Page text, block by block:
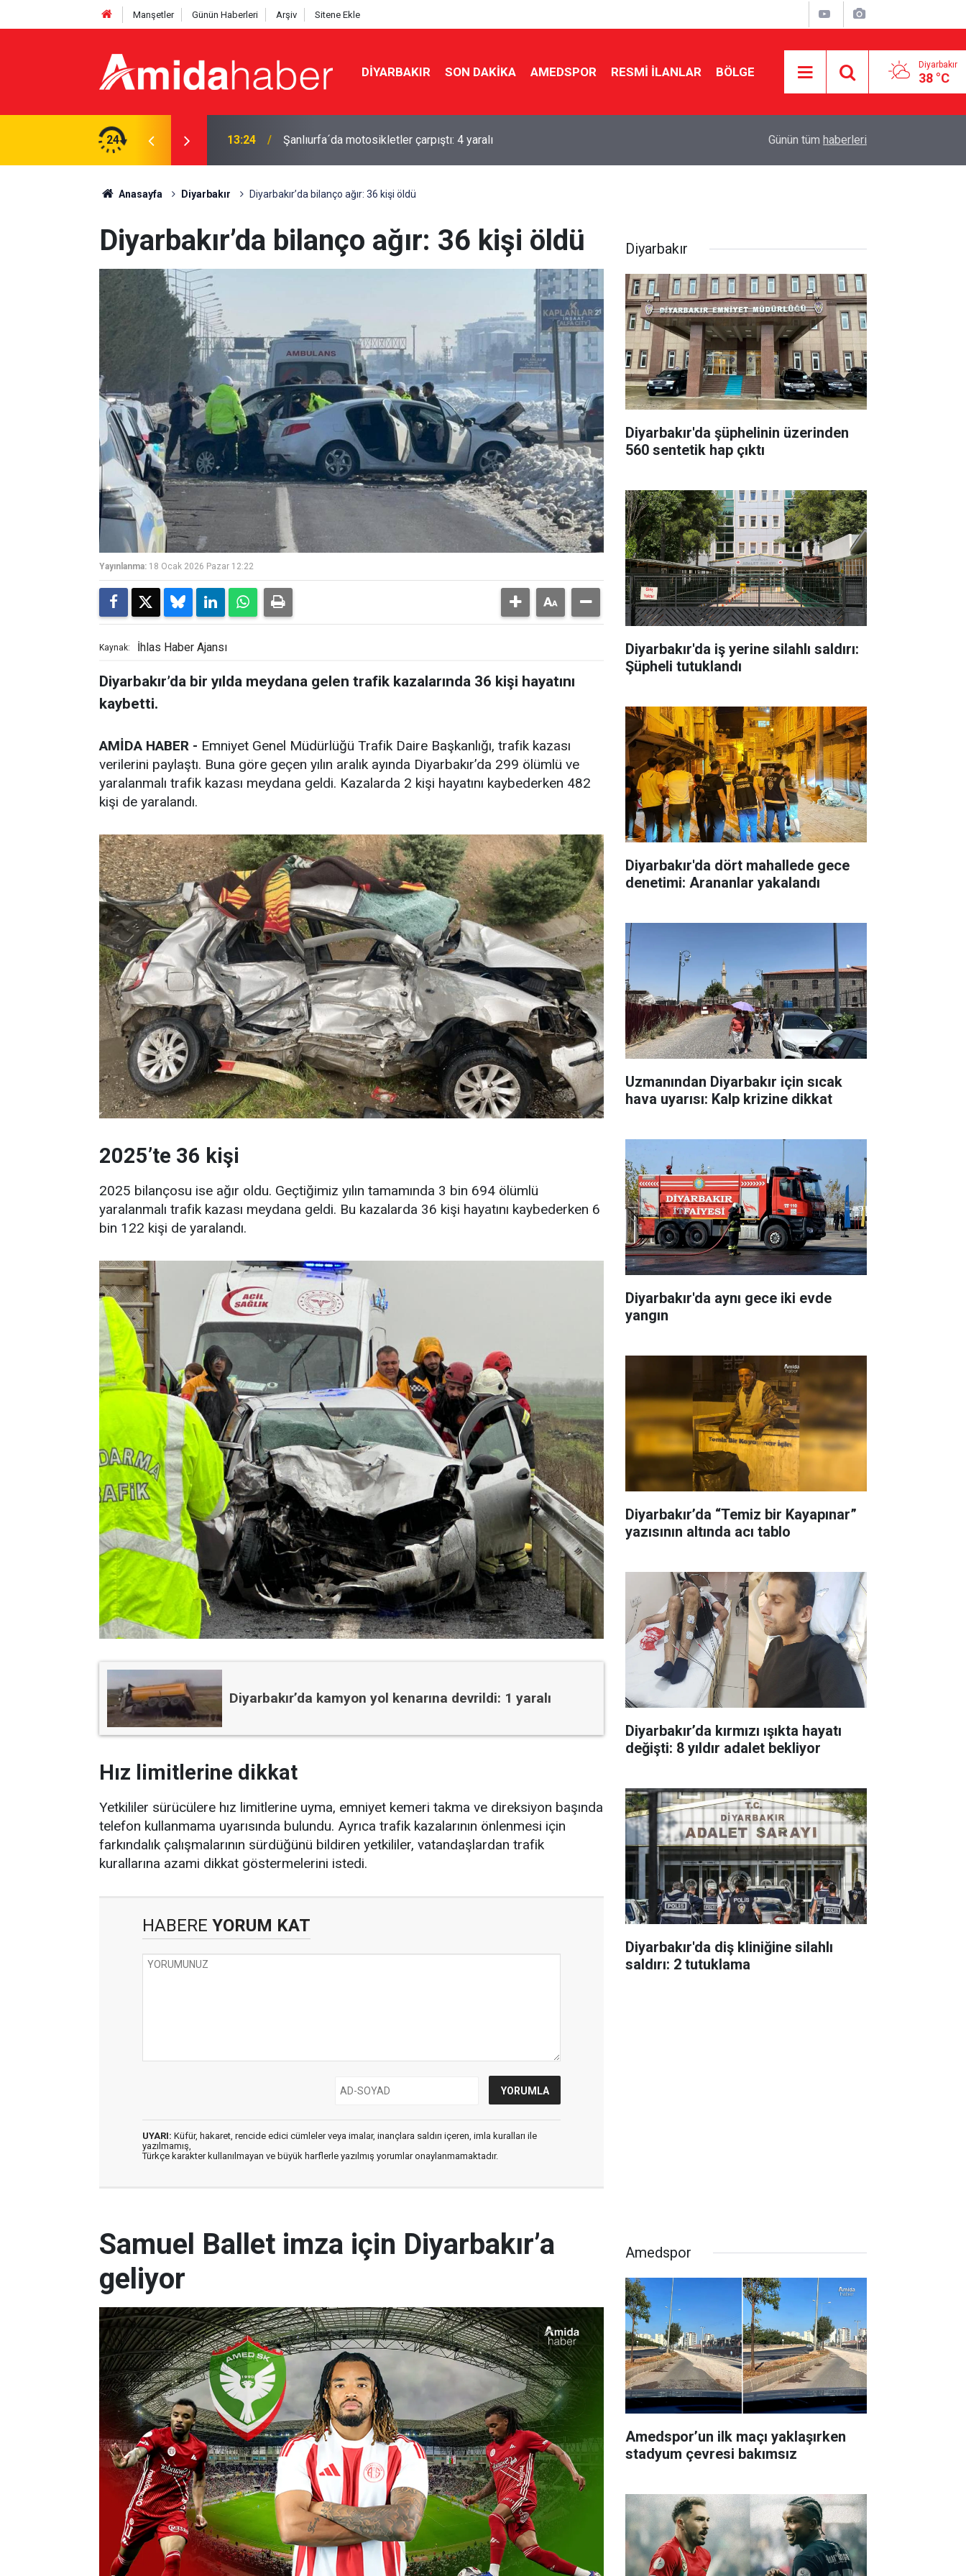
Manşetler Günün Haberleri Arşiv Sitene Ekle
DIYARBAKIR SON DAKIKA AMEDSPOR RESMI İLANLAR BÖLGE Diyarbakır
38 °C
24 12:43 Diyarbakır'dan pikniğe gelmişlerdi: Fırat Nehri’nde can verdiler Amedspor’un ilk maçı yaklaşırken stadyum
Günün tüm haberleri
Anasayfa Diyarbakır Diyarbakır’da bilanço ağır: 36 kişi öldü
Diyarbakır’da bilanço ağır: 36 kişi öldü
Yayınlanma: 18 Ocak 2026 Pazar 12:22
Kaynak: İhlas Haber Ajansı
Diyarbakır’da bir yılda meydana gelen trafik kazalarında 36 kişi hayatını
kaybetti.
AMİDA HABER - Emniyet Genel Müdürlüğü Trafik Daire Başkanlığı, trafik kazası
verilerini paylaştı. Buna göre geçen yılın aralık ayında Diyarbakır’da 299 ölümlü ve
yaralanmalı trafik kazası meydana geldi. Kazalarda 2 kişi hayatını kaybederken 482
kişi de yaralandı.
2025’te 36 kişi
2025 bilançosu ise ağır oldu. Geçtiğimiz yılın tamamında 3 bin 694 ölümlü
yaralanmalı trafik kazası meydana geldi. Bu kazalarda 36 kişi hayatını kaybederken 6
bin 122 kişi de yaralandı.
Diyarbakır’da kamyon yol kenarına devrildi: 1 yaralı
Hız limitlerine dikkat
Yetkililer sürücülere hız limitlerine uyma, emniyet kemeri takma ve direksiyon başında
telefon kullanmama uyarısında bulundu. Ayrıca trafik kazalarının önlenmesi için
farkındalık çalışmalarının sürdüğünü bildiren yetkililer, vatandaşlardan trafik
kurallarına azami dikkat göstermelerini istedi.
HABERE YORUM KAT
UYARI: Küfür, hakaret, rencide edici cümleler veya imalar, inançlara saldırı içeren, imla kuralları ile
yazılmamış,
Türkçe karakter kullanılmayan ve büyük harflerle yazılmış yorumlar onaylanmamaktadır.
Diyarbakır
Diyarbakır'da şüphelinin üzerinden
560 sentetik hap çıktı
Diyarbakır'da iş yerine silahlı saldırı:
Şüpheli tutuklandı
Diyarbakır'da dört mahallede gece
denetimi: Arananlar yakalandı
Uzmanından Diyarbakır için sıcak
hava uyarısı: Kalp krizine dikkat
Diyarbakır'da aynı gece iki evde
yangın
Diyarbakır’da “Temiz bir Kayapınar”
yazısının altında acı tablo
Diyarbakır’da kırmızı ışıkta hayatı
değişti: 8 yıldır adalet bekliyor
Diyarbakır'da diş kliniğine silahlı
saldırı: 2 tutuklama
Samuel Ballet imza için Diyarbakır’a
geliyor
Amedspor
Amedspor’un ilk maçı yaklaşırken
stadyum çevresi bakımsız